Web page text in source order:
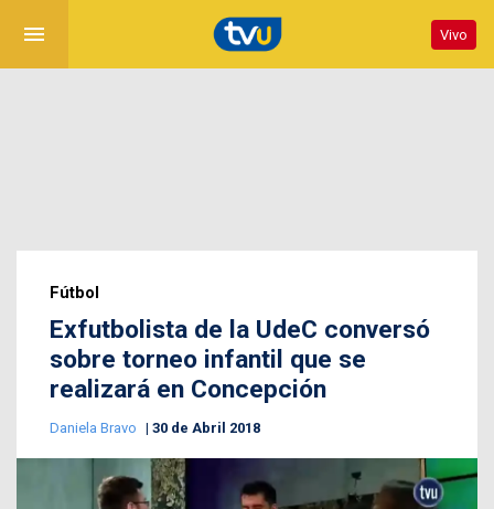
menu Vivo
Fútbol
Exfutbolista de la UdeC conversó
sobre torneo infantil que se
realizará en Concepción
Daniela Bravo 30 de Abril 2018